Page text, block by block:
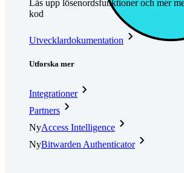
Lås upp lösenordsfunktioner och mer
kod
Utvecklardokumentation
Utforska mer
Integrationer
Partners
NyAccess Intelligence
NyBitwarden Authenticator